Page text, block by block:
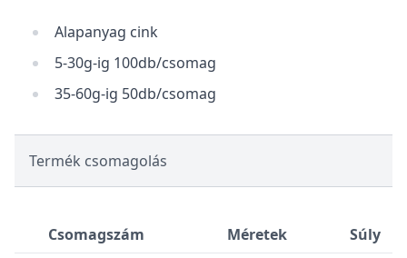
Alapanyag cink
5-30g-ig 100db/csomag
35-60g-ig 50db/csomag
Termék csomagolás
Csomagszám Méretek
Súly